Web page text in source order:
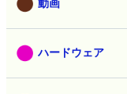
動画
ハードウェア